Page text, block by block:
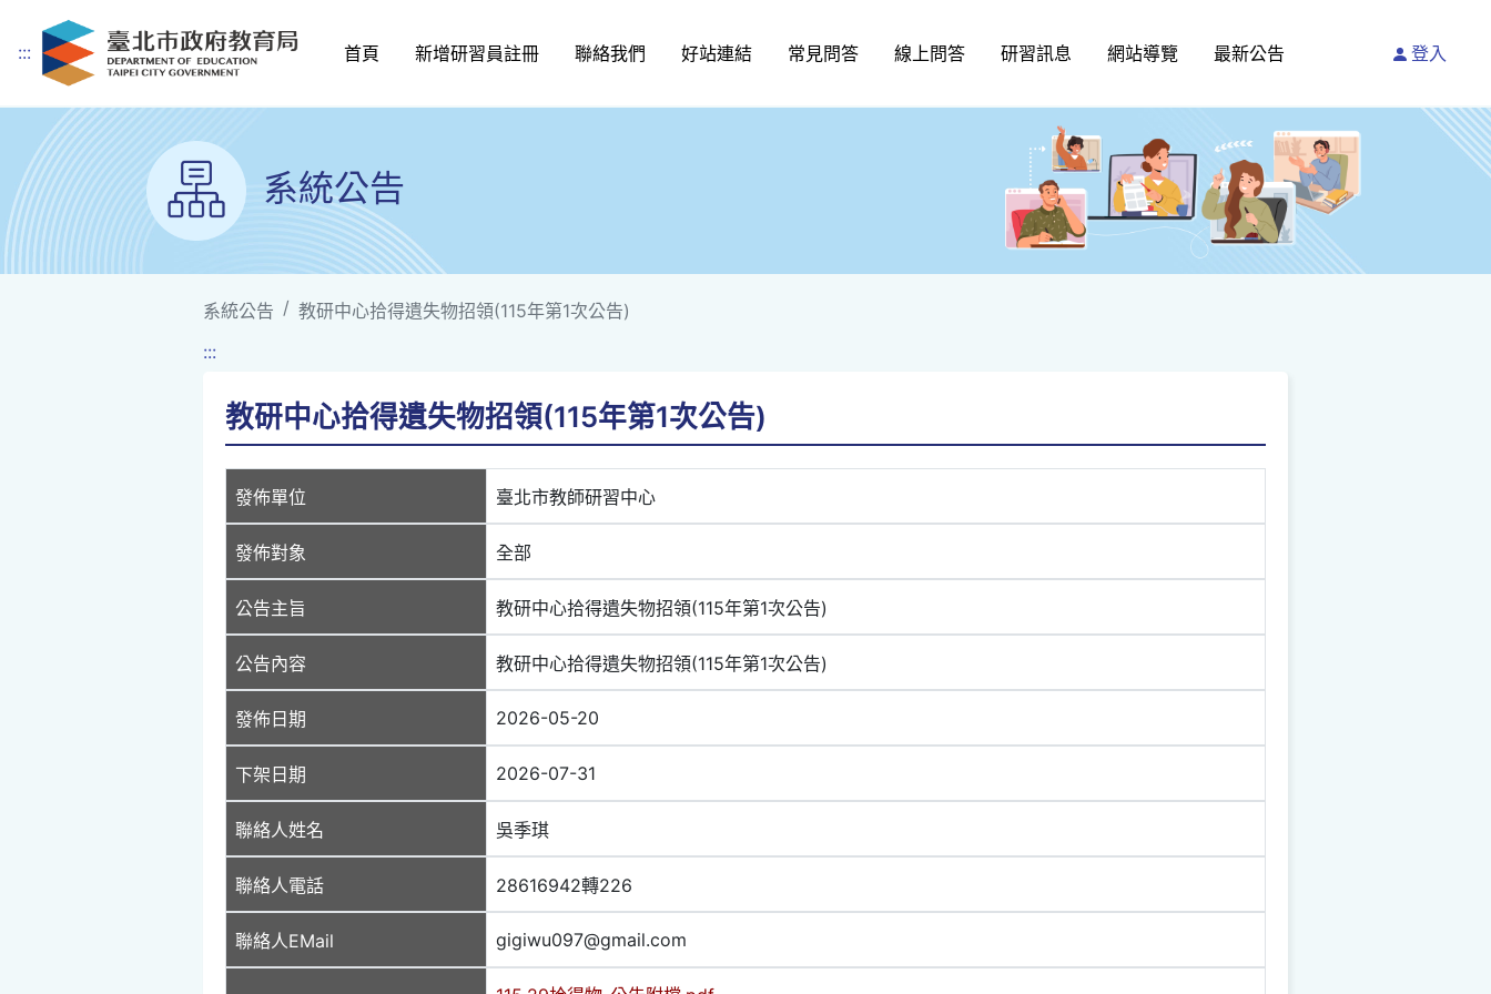
跳到主要內容
::: 首頁 新增研習員註冊 聯絡我們 好站連結 常見問答 線上問答 研習訊息 網站導覽 最新公告 登入
系統公告
系統公告
教研中心拾得遺失物招領(115年第1次公告)
:::
教研中心拾得遺失物招領(115年第1次公告)
發佈單位 臺北市教師研習中心
發佈對象 全部
公告主旨 教研中心拾得遺失物招領(115年第1次公告)
公告內容 教研中心拾得遺失物招領(115年第1次公告)
發佈日期 2026-05-20
下架日期 2026-07-31
聯絡人姓名 吳季琪
聯絡人電話 28616942轉226
聯絡人EMail gigiwu097@gmail.com